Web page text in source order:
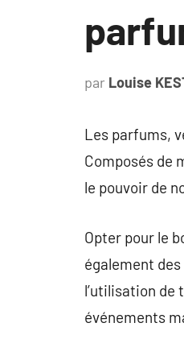
par Louise
Les parfums,
Composés de
le pouvoir de
Opter pour le
également
l’utilisation de
événements